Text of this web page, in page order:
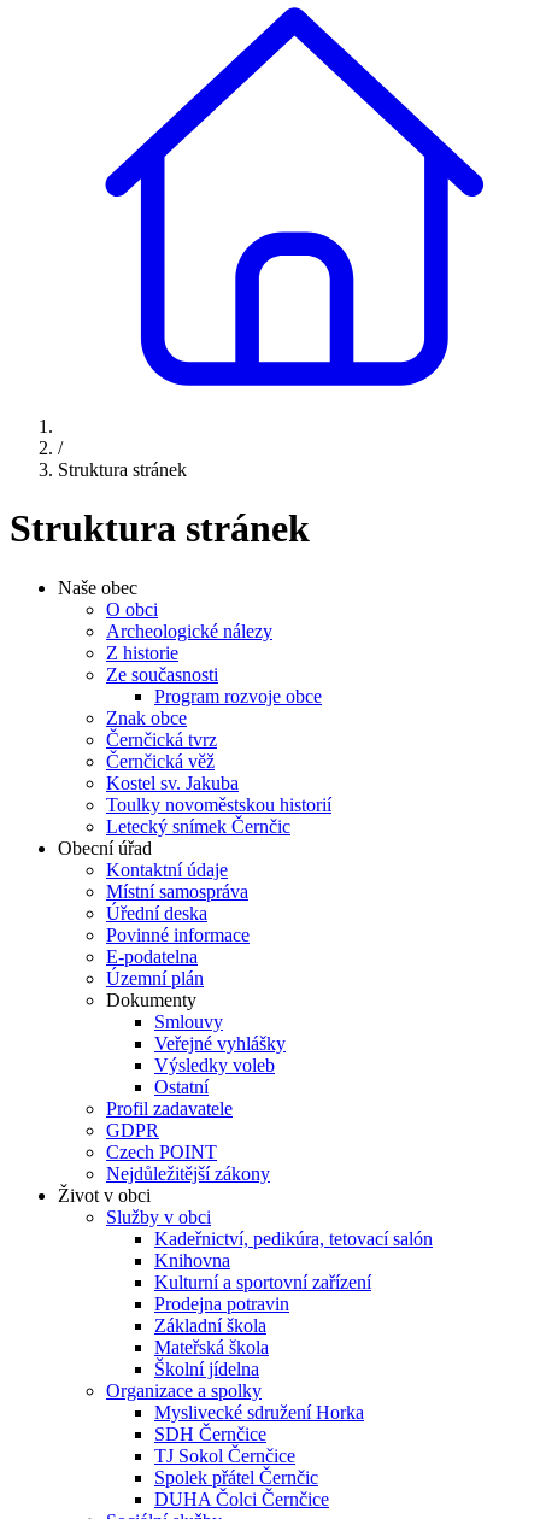
/
Struktura stránek
Struktura stránek
Naše obec
O obci
Archeologické nálezy
Z historie
Ze současnosti
Program rozvoje obce
Znak obce
Černčická tvrz
Černčická věž
Kostel sv. Jakuba
Toulky novoměstskou historií
Letecký snímek Černčic
Obecní úřad
Kontaktní údaje
Místní samospráva
Úřední deska
Povinné informace
E-podatelna
Územní plán
Dokumenty
Smlouvy
Veřejné vyhlášky
Výsledky voleb
Ostatní
Profil zadavatele
GDPR
Czech POINT
Nejdůležitější zákony
Život v obci
Služby v obci
Kadeřnictví, pedikúra, tetovací salón
Knihovna
Kulturní a sportovní zařízení
Prodejna potravin
Základní škola
Mateřská škola
Školní jídelna
Organizace a spolky
Myslivecké sdružení Horka
SDH Černčice
TJ Sokol Černčice
Spolek přátel Černčic
DUHA Čolci Černčice